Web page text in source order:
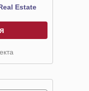
Estate